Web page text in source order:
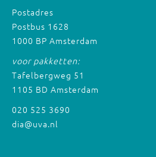
Postadres
Postbus 1628
1000 BP Amsterdam
voor pakketten:
Tafelbergweg 51
1105 BD Amsterdam
020 525 3690
dia@uva.nl